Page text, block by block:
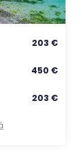
203 €
450 €
203 €